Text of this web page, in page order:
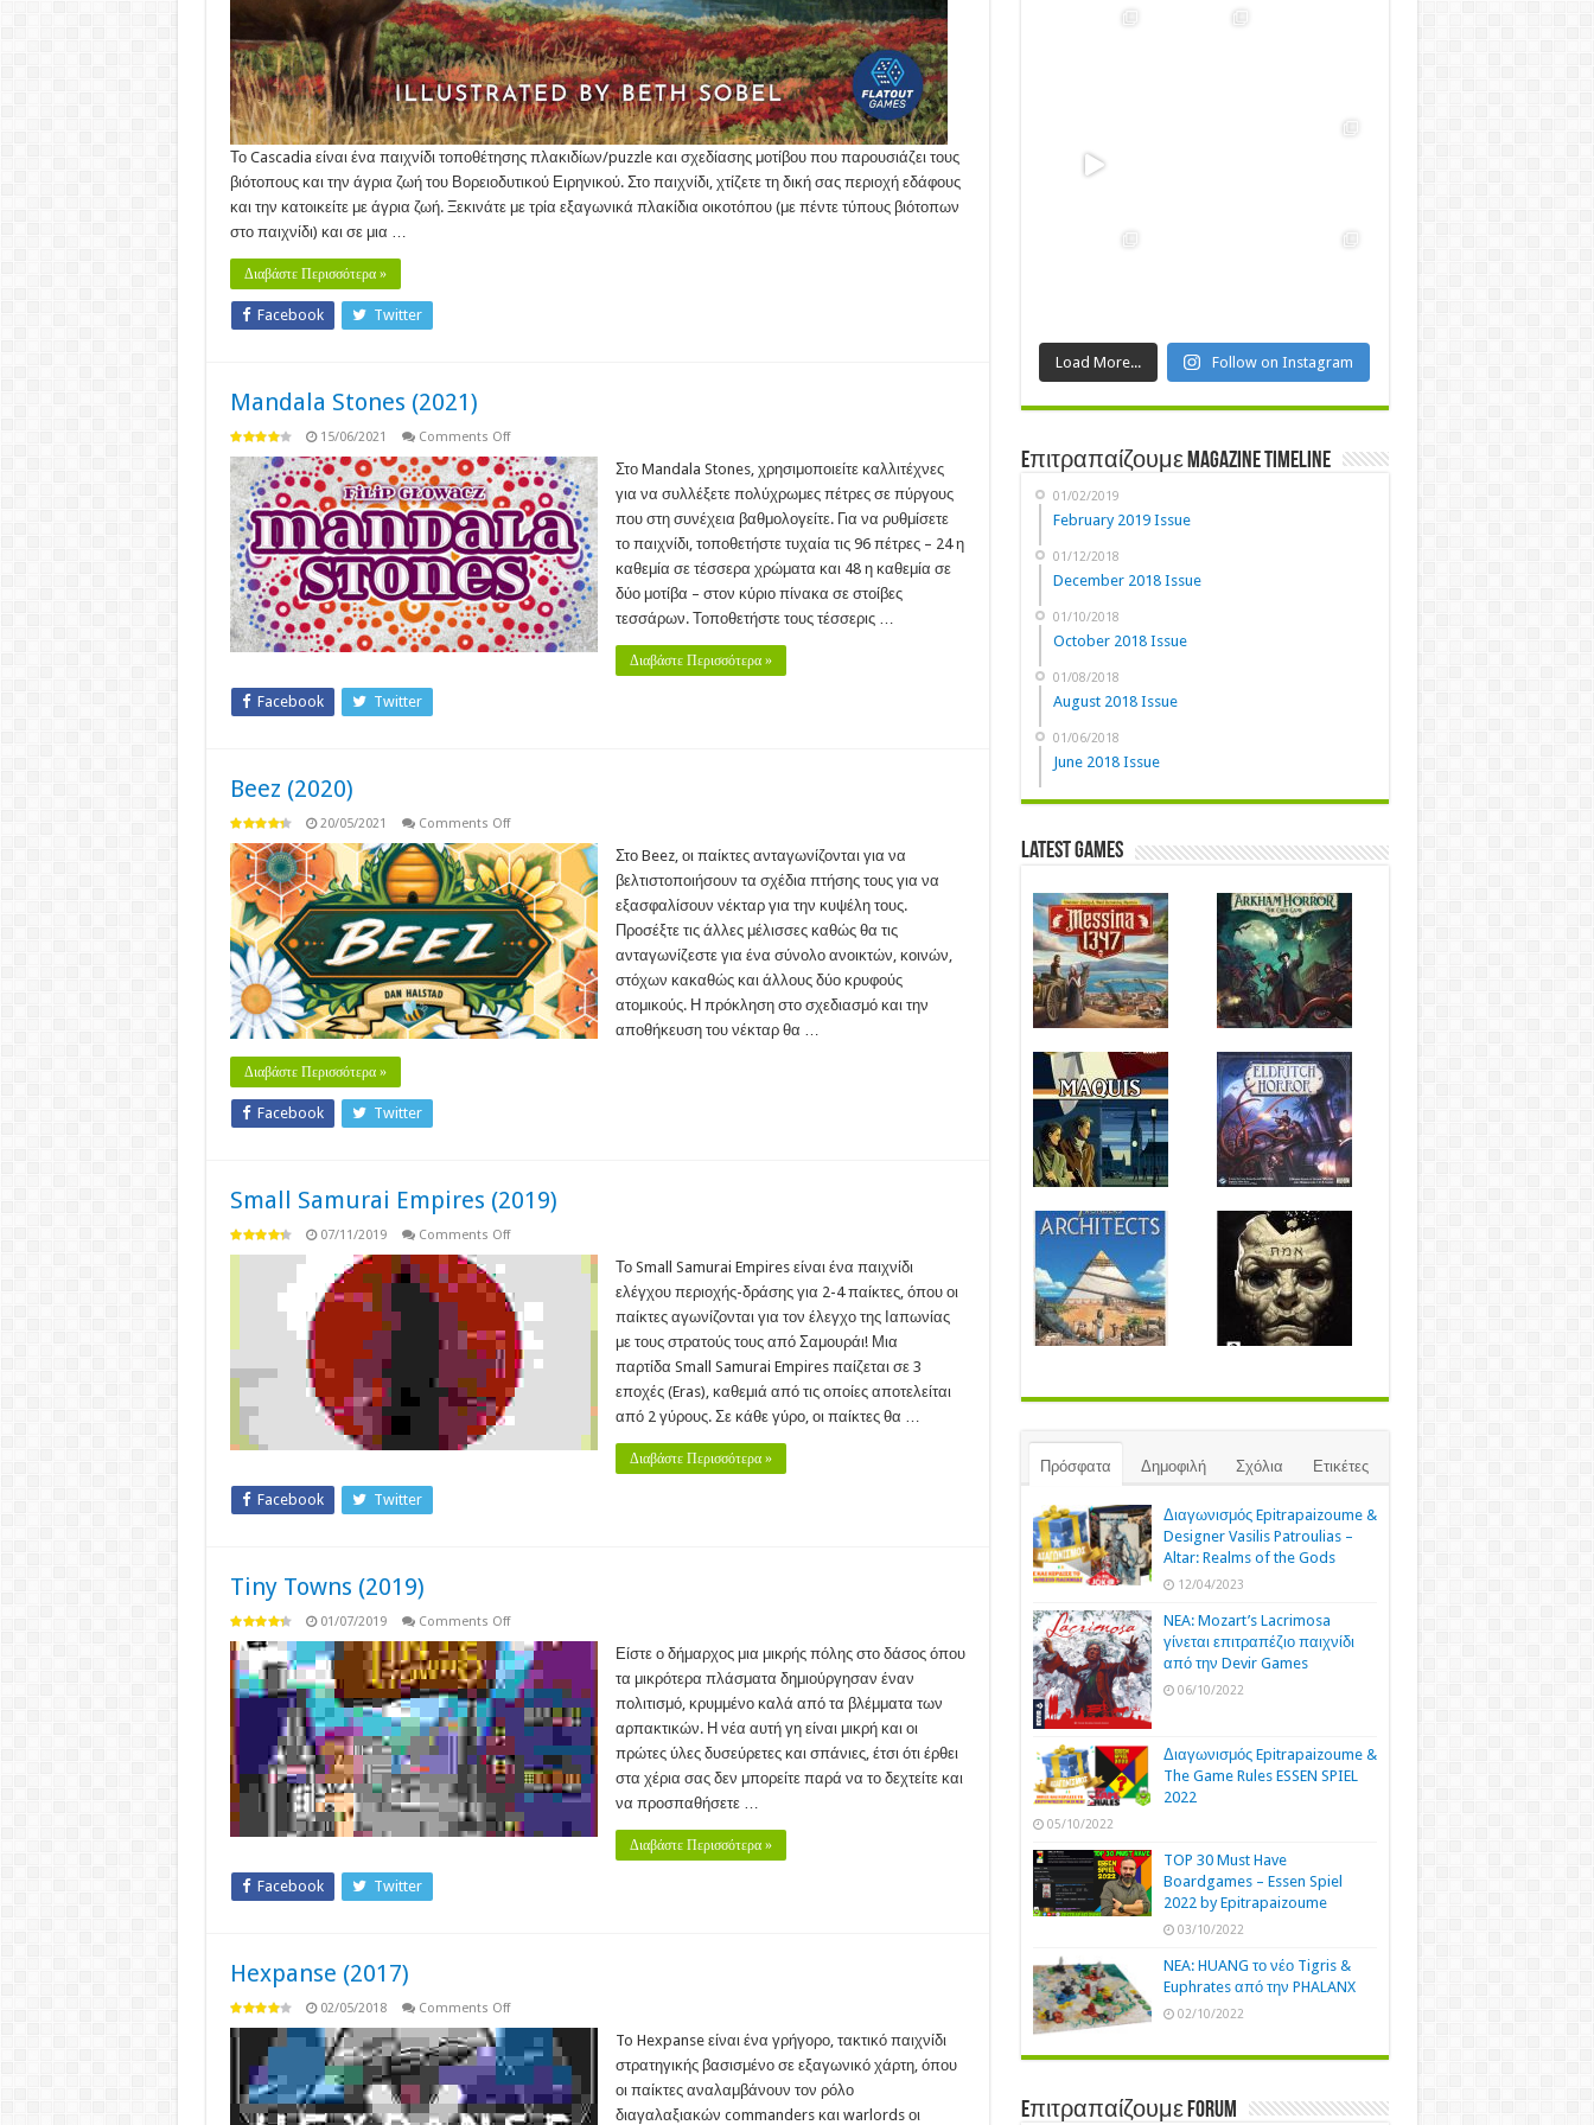
Το Cascadia είναι ένα παιχνίδι τοποθέτησης πλακιδίων/puzzle και σχεδίασης μοτίβου που παρουσιάζει τους
βιότοπους και την άγρια ​​ζωή του Βορειοδυτικού Ειρηνικού. Στο παιχνίδι, χτίζετε τη δική σας περιοχή εδάφους
και την κατοικείτε με άγρια ​​ζωή. Ξεκινάτε με τρία εξαγωνικά πλακίδια οικοτόπου (με πέντε τύπους βιότοπων
στο παιχνίδι) και σε μια …
Διαβάστε Περισσότερα »
Facebook Twitter
Mandala Stones (2021)
15/06/2021 Comments Offon
Stones
(2021)
Στο Mandala Stones, χρησιμοποιείτε καλλιτέχνες
για να συλλέξετε πολύχρωμες πέτρες σε πύργους
που στη συνέχεια βαθμολογείτε. Για να ρυθμίσετε
το παιχνίδι, τοποθετήστε τυχαία τις 96 πέτρες – 24 η
καθεμία σε τέσσερα χρώματα και 48 η καθεμία σε
δύο μοτίβα – στον κύριο πίνακα σε στοίβες
τεσσάρων. Τοποθετήστε τους τέσσερις …
Διαβάστε Περισσότερα »
Facebook Twitter
Beez (2020)
20/05/2021 Comments Offon
(2020)
Στο Beez, οι παίκτες ανταγωνίζονται για να
βελτιστοποιήσουν τα σχέδια πτήσης τους για να
εξασφαλίσουν νέκταρ για την κυψέλη τους.
Προσέξτε τις άλλες μέλισσες καθώς θα τις
ανταγωνίζεστε για ένα σύνολο ανοικτών, κοινών,
στόχων κακαθώς και άλλους δύο κρυφούς
ατομικούς. Η πρόκληση στο σχεδιασμό και την
αποθήκευση του νέκταρ θα …
Διαβάστε Περισσότερα »
Facebook Twitter
Small Samurai Empires (2019)
07/11/2019 Comments Offon
(2019)
Το Small Samurai Empires είναι ένα παιχνίδι
ελέγχου περιοχής-δράσης για 2-4 παίκτες, όπου οι
παίκτες αγωνίζονται για τον έλεγχο της Ιαπωνίας
με τους στρατούς τους από Σαμουράι! Μια
παρτίδα Small Samurai Empires παίζεται σε 3
εποχές (Eras), καθεμιά από τις οποίες αποτελείται
από 2 γύρους. Σε κάθε γύρο, οι παίκτες θα …
Διαβάστε Περισσότερα »
Facebook Twitter
Tiny Towns (2019)
01/07/2019 Comments Offon
Towns
(2019)
Είστε ο δήμαρχος μια μικρής πόλης στο δάσος όπου
τα μικρότερα πλάσματα δημιούργησαν έναν
πολιτισμό, κρυμμένο καλά από τα βλέμματα των
αρπακτικών. Η νέα αυτή γη είναι μικρή και οι
πρώτες ύλες δυσεύρετες και σπάνιες, έτσι ότι έρθει
στα χέρια σας δεν μπορείτε παρά να το δεχτείτε και
να προσπαθήσετε …
Διαβάστε Περισσότερα »
Facebook Twitter
Hexpanse (2017)
02/05/2018 Comments Offon
(2017)
To Hexpanse είναι ένα γρήγορο, τακτικό παιχνίδι
στρατηγικής βασισμένο σε εξαγωνικό χάρτη, όπου
οι παίκτες αναλαμβάνουν τον ρόλο
διαγαλαξιακών commanders και warlords οι
Load More... Follow on Instagram
Eπιτραπαίζουμε Magazine Timeline
01/02/2019
February 2019 Issue
01/12/2018
December 2018 Issue
01/10/2018
October 2018 Issue
01/08/2018
August 2018 Issue
01/06/2018
June 2018 Issue
Latest Games
Πρόσφατα Δημοφιλή Σχόλια Ετικέτες
Διαγωνισμός Epitrapaizoume &
Designer Vasilis Patroulias –
Altar: Realms of the Gods
12/04/2023
NEA: Mozart’s Lacrimosa
γίνεται επιτραπέζιο παιχνίδι
από την Devir Games
06/10/2022
Διαγωνισμός Epitrapaizoume &
The Game Rules ESSEN SPIEL
2022
05/10/2022
TOP 30 Must Have
Boardgames – Essen Spiel
2022 by Epitrapaizoume
03/10/2022
NEA: HUANG το νέο Tigris &
Euphrates από την PHALANX
02/10/2022
Eπιτραπαίζουμε Forum